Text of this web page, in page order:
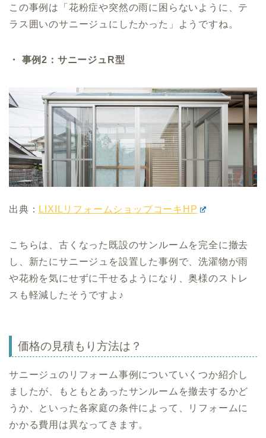
この事例は「花粉症や突然の雨に困らないように、テ
ラス囲いのサニージュにしたかった」ようですね。
・ 事例2：サニージュR型
出典： LIXILリフォームショップコーキHP
こちらは、古くなった既設のサンルームを完全に撤去
し、新たにサニージュを設置した事例で、洗濯物が雨
や花粉を気にせずに干せるようになり、奥様のストレ
スも軽減したそうですよ♪
価格の見積もり方法は？
サニージュのリフォーム事例についていくつか紹介し
ましたが、もともとあったサンルームを撤去するかど
うか、といった各家庭の条件によって、リフォームに
かかる費用は異なってきます。